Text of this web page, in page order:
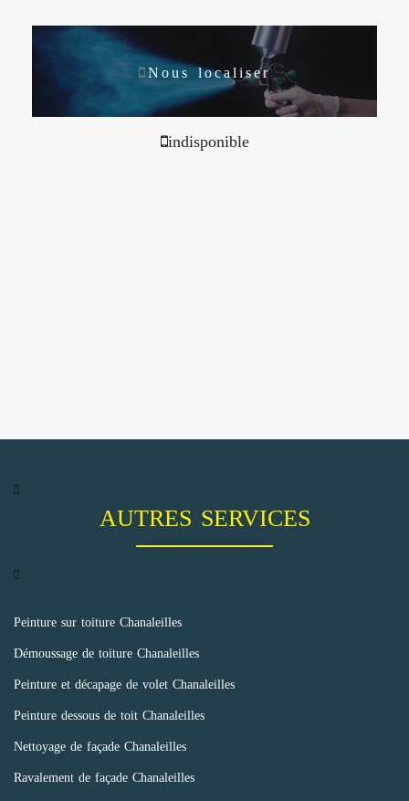
Nous localiser
indisponible
AUTRES SERVICES
Peinture sur toiture Chanaleilles
Démoussage de toiture Chanaleilles
Peinture et décapage de volet Chanaleilles
Peinture dessous de toit Chanaleilles
Nettoyage de façade Chanaleilles
Ravalement de façade Chanaleilles